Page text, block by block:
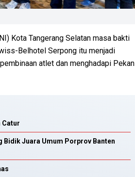
Kota Tangerang Selatan masa bakti
Belhotel Serpong itu menjadi
atlet dan menghadapi Pekan
Catur
Bidik Juara Umum Porprov Banten